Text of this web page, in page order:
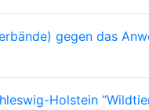
gegen das
Holstein